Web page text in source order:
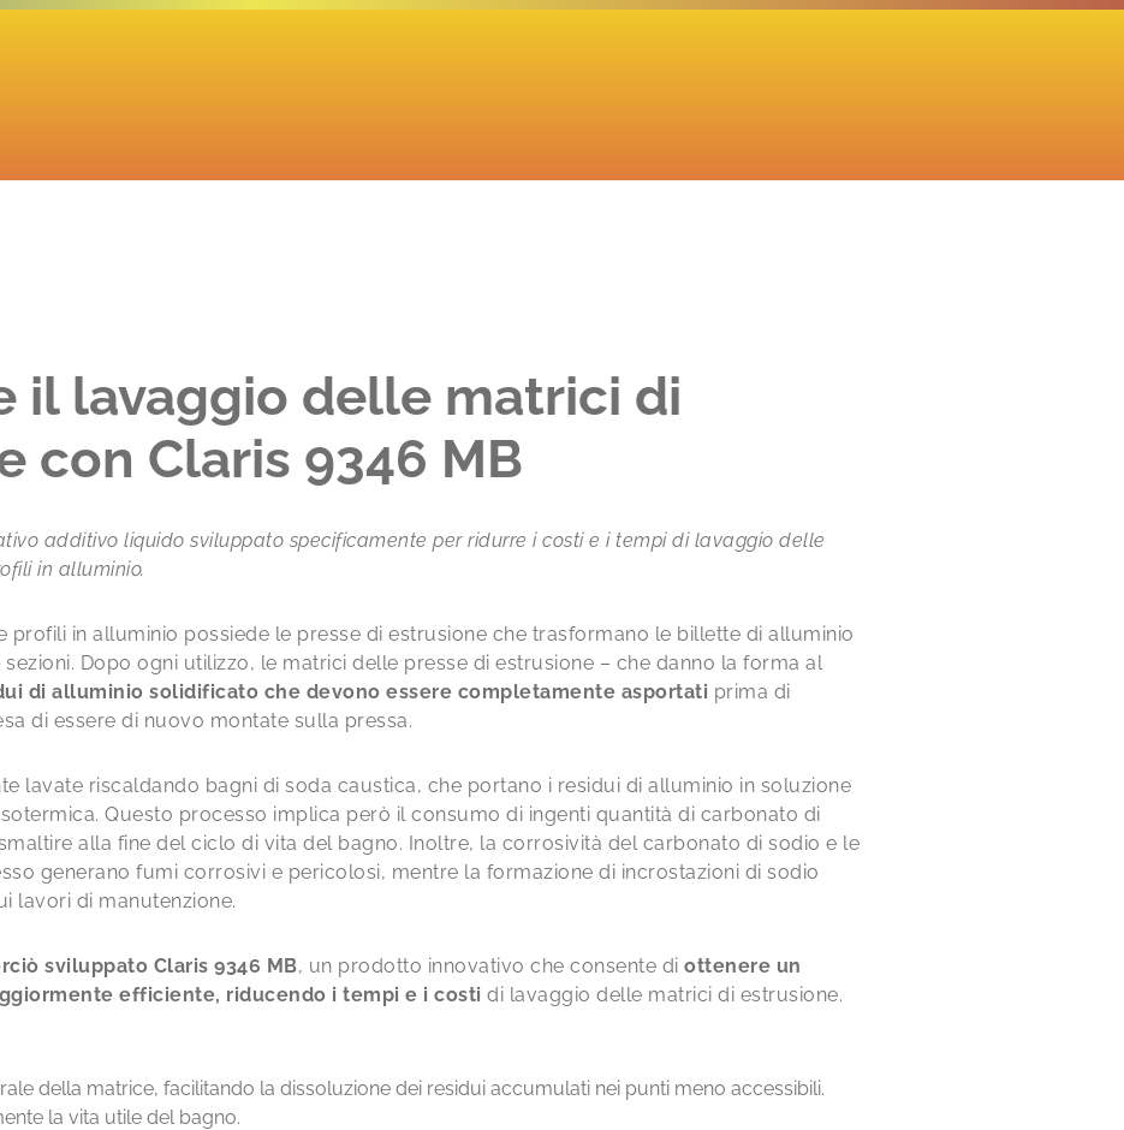
il lavaggio delle matrici di
con Claris 9346 MB
additivo liquido sviluppato specificamente per ridurre i costi e i tempi di lavaggio delle
in alluminio.
profili in alluminio possiede le presse di estrusione che trasformano le billette di alluminio
Dopo ogni utilizzo, le matrici delle presse di estrusione – che danno la forma al
di alluminio solidificato che devono essere completamente asportati prima di
di essere di nuovo montate sulla pressa.
lavate riscaldando bagni di soda caustica, che portano i residui di alluminio in soluzione
Questo processo implica però il consumo di ingenti quantità di carbonato di
alla fine del ciclo di vita del bagno. Inoltre, la corrosività del carbonato di sodio e le
generano fumi corrosivi e pericolosi, mentre la formazione di incrostazioni di sodio
lavori di manutenzione.
sviluppato Claris 9346 MB, un prodotto innovativo che consente di ottenere un
efficiente, riducendo i tempi e i costi di lavaggio delle matrici di estrusione.
della matrice, facilitando la dissoluzione dei residui accumulati nei punti meno accessibili.
la vita utile del bagno.